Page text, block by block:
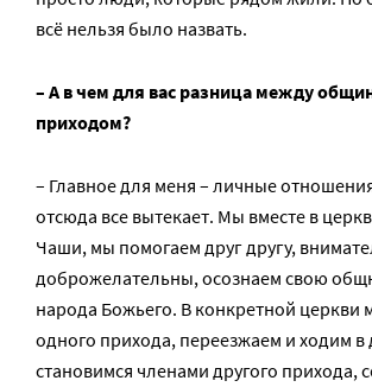
всё нельзя было назвать.
– А в чем для вас разница между
приходом?
– Главное для меня – личные
отсюда все вытекает. Мы вместе в
Чаши, мы помогаем друг другу,
доброжелательны, осознаем свою
народа Божьего. В конкретной церкви
одного прихода, переезжаем и ходим в
становимся членами другого прихода,